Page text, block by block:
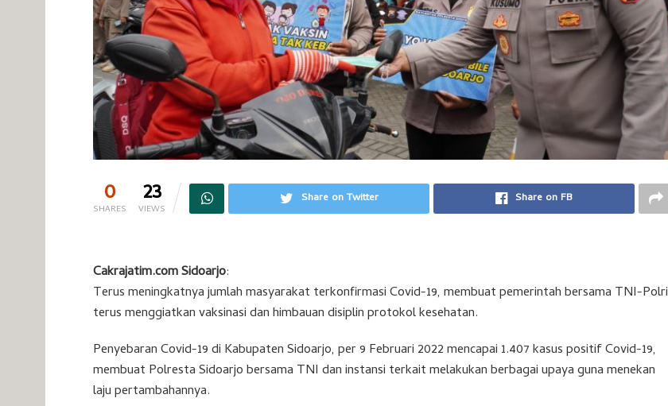
0
SHARES 23
VIEWS
Share on Twitter Share on FB
Cakrajatim.com Sidoarjo:
Terus meningkatnya jumlah masyarakat terkonfirmasi Covid-19, membuat pemerintah bersama TNI-Polri
terus menggiatkan vaksinasi dan himbauan disiplin protokol kesehatan.
Penyebaran Covid-19 di Kabupaten Sidoarjo, per 9 Februari 2022 mencapai 1.407 kasus positif Covid-19,
membuat Polresta Sidoarjo bersama TNI dan instansi terkait melakukan berbagai upaya guna menekan
laju pertambahannya.